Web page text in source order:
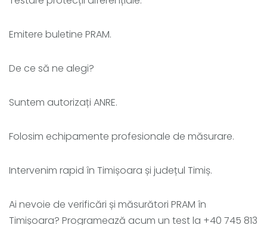
Emitere buletine PRAM.
De ce să ne alegi?
Suntem autorizați ANRE.
Folosim echipamente profesionale de măsurare.
Intervenim rapid în Timișoara și județul Timiș.
Ai nevoie de verificări și măsurători PRAM în
Timișoara? Programează acum un test la +40 745 813